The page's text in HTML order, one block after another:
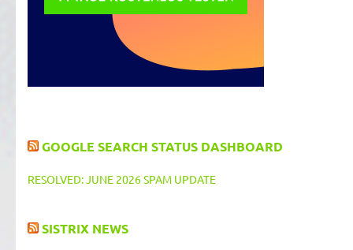
GOOGLE SEARCH STATUS DASHBOARD
RESOLVED: JUNE 2026 SPAM UPDATE
SISTRIX NEWS